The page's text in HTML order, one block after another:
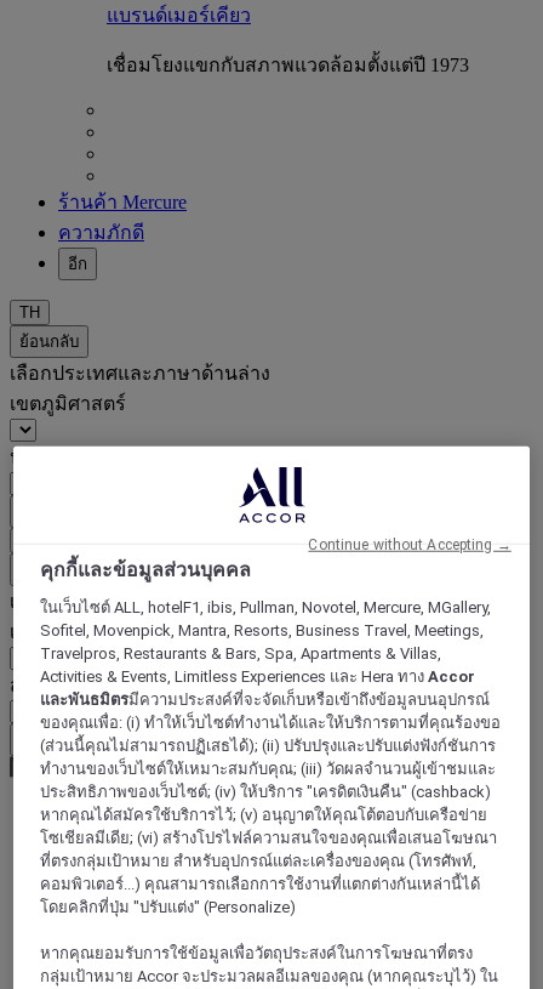
แบรนด์เมอร์เคียว
เชื่อมโยงแขกกับสภาพแวดล้อมตั้งแต่ปี 1973
ร้านค้า Mercure
ความภักดี
อีก
TH
ย้อนกลับ
เลือกประเทศและภาษาด้านล่าง
เขตภูมิศาสตร์
ประเทศ/ภูมิภาค-ภาษา
ย้อนกลับ
เลือกสกุลเงินด้านล่าง
เขตภูมิศาสตร์
สกุลเงิน
ยืนยันสกุลเงิน
World
Europe
Hungary
คุกกี้และข้อมูลส่วนบุคคล
ในเว็บไซต์ ALL, hotelF1, ibis, Pullman, Novotel, Mercure, MGallery,
Sofitel, Movenpick, Mantra, Resorts, Business Travel, Meetings,
Travelpros, Restaurants & Bars, Spa, Apartments & Villas,
Activities & Events, Limitless Experiences และ Hera ทางAccor
และพันธมิตรมีความประสงค์ที่จะจัดเก็บหรือเข้าถึงข้อมูลบนอุปกรณ์
ของคุณเพื่อ: (i) ทำให้เว็บไซต์ทำงานได้และให้บริการตามที่คุณร้องขอ
(ส่วนนี้คุณไม่สามารถปฏิเสธได้); (ii) ปรับปรุงและปรับแต่งฟังก์ชันการ
ทำงานของเว็บไซต์ให้เหมาะสมกับคุณ; (iii) วัดผลจำนวนผู้เข้าชมและ
ประสิทธิภาพของเว็บไซต์; (iv) ให้บริการ "เครดิตเงินคืน" (cashback)
หากคุณได้สมัครใช้บริการไว้; (v) อนุญาตให้คุณโต้ตอบกับเครือข่าย
โซเชียลมีเดีย; (vi) สร้างโปรไฟล์ความสนใจของคุณเพื่อเสนอโฆษณา
ที่ตรงกลุ่มเป้าหมาย สำหรับอุปกรณ์แต่ละเครื่องของคุณ (โทรศัพท์,
คอมพิวเตอร์...) คุณสามารถเลือกการใช้งานที่แตกต่างกันเหล่านี้ได้
โดยคลิกที่ปุ่ม "ปรับแต่ง" (Personalize)
หากคุณยอมรับการใช้ข้อมูลเพื่อวัตถุประสงค์ในการโฆษณาที่ตรง
กลุ่มเป้าหมาย Accor จะประมวลผลอีเมลของคุณ (หากคุณระบุไว้) ใน
Continue without Accepting →